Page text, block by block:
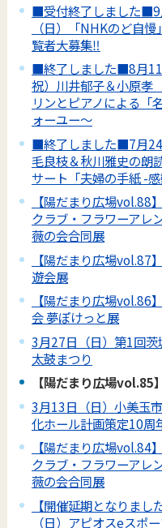
■受付終了しました■9
（日）「NHKのど自
覧者大募集‼
■終了しました■8月11
祝）川井郁子＆小原
リンとピアノによる「
ォーユー～
■終了しました■7月
毛良枝＆秋川雅史の朗
サート「夫婦の手紙 -感
【陽だまり広場vol.88
クラブ・フラワーアレ
薇の会合同展
【陽だまり広場vol.87
遊会展
【陽だまり広場vol.86
会 夢ぽけっと展
3月27日（日）第1回茨
太鼓まつり
【陽だまり広場vol.85
3月13日（日）小美玉
化ホール計画策定10周
【陽だまり広場vol.84
クラブ・フラワーアレ
薇の会合同展
【開催延期となりまし
（日）アピオスeスポ